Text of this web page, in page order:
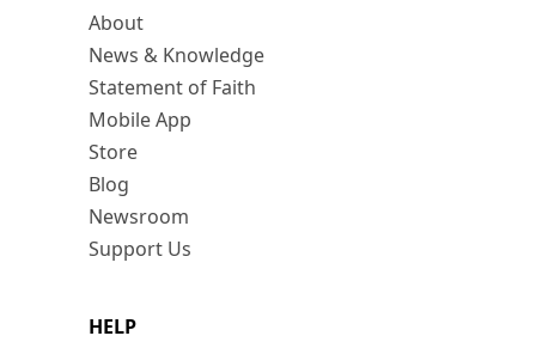
About
News & Knowledge
Statement of Faith
Mobile App
Store
Blog
Newsroom
Support Us
HELP